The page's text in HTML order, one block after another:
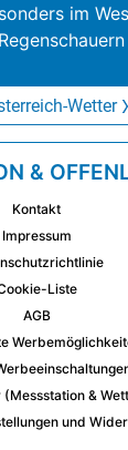
im
Wetter
&
Kontakt
Impressum
Liste
AGB
&
und